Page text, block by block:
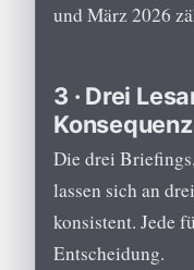
und März 2026
3 · Drei
Die drei
lassen sich an
konsistent. Jede
Entscheidung.